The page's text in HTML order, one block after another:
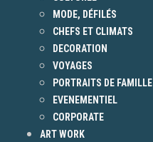
MODE, DÉFILÉS
CHEFS ET CLIMATS
DECORATION
VOYAGES
PORTRAITS DE FAMILLE
EVENEMENTIEL
CORPORATE
ART WORK